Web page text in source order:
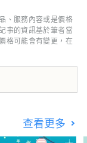
、服務內容或是價格
事的資訊基於筆者當
格可能會有變更，在
查看更多